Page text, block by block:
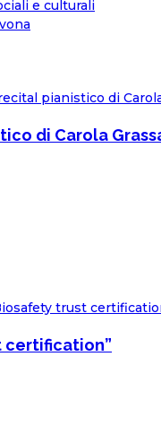
e culturali
di Carola
certification”